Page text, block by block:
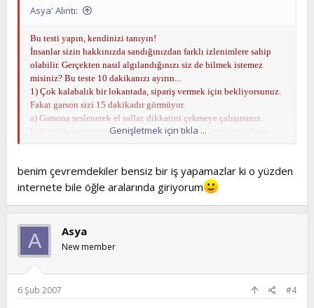
Asya' Alıntı:
Bu testi yapın, kendinizi tanıyın!
İnsanlar sizin hakkınızda sandığınızdan farklı izlenimlere sahip
olabilir. Gerçekten nasıl algılandığınızı siz de bilmek istemez
misiniz? Bu teste 10 dakikanızı ayırın...
1) Çok kalabalık bir lokantada, sipariş vermek için bekliyorsunuz.
Fakat garson sizi 15 dakikadır görmüyor.
a) Garsona seslenerek el sallar, dikkatini çekmeye çalışırsınız.
b) Bir daha yanınızdan geçtiğinde nazikçe gülümser ve kibarca
gelecektir.
2) Haksızlık...
a) ... sert bir biçimde cezalandırılmalıdır.
c) ... karşısında elinizden hiçbir şey gelmez.
3) Çok keyifsiz bir gününüzdesiniz...
a) Sinirinizi gizlemeye çalışmaz, neye sinirlendiyseniz belli
edersiniz. Böylece keyfiniz tekrar yerine gelir.
b) Sıkıntınızı sadece yakın arkadaşlarınızla paylaşırsınız. Neşeli
halinize geri dönmeniz biraz uzun sürebilir.
Genişletmek için tıkla ...
benim çevremdekiler bensiz bir iş yapamazlar ki o yüzden
internete bile öğle aralarında giriyorum
A Asya
New member
6 Şub 2007 #4